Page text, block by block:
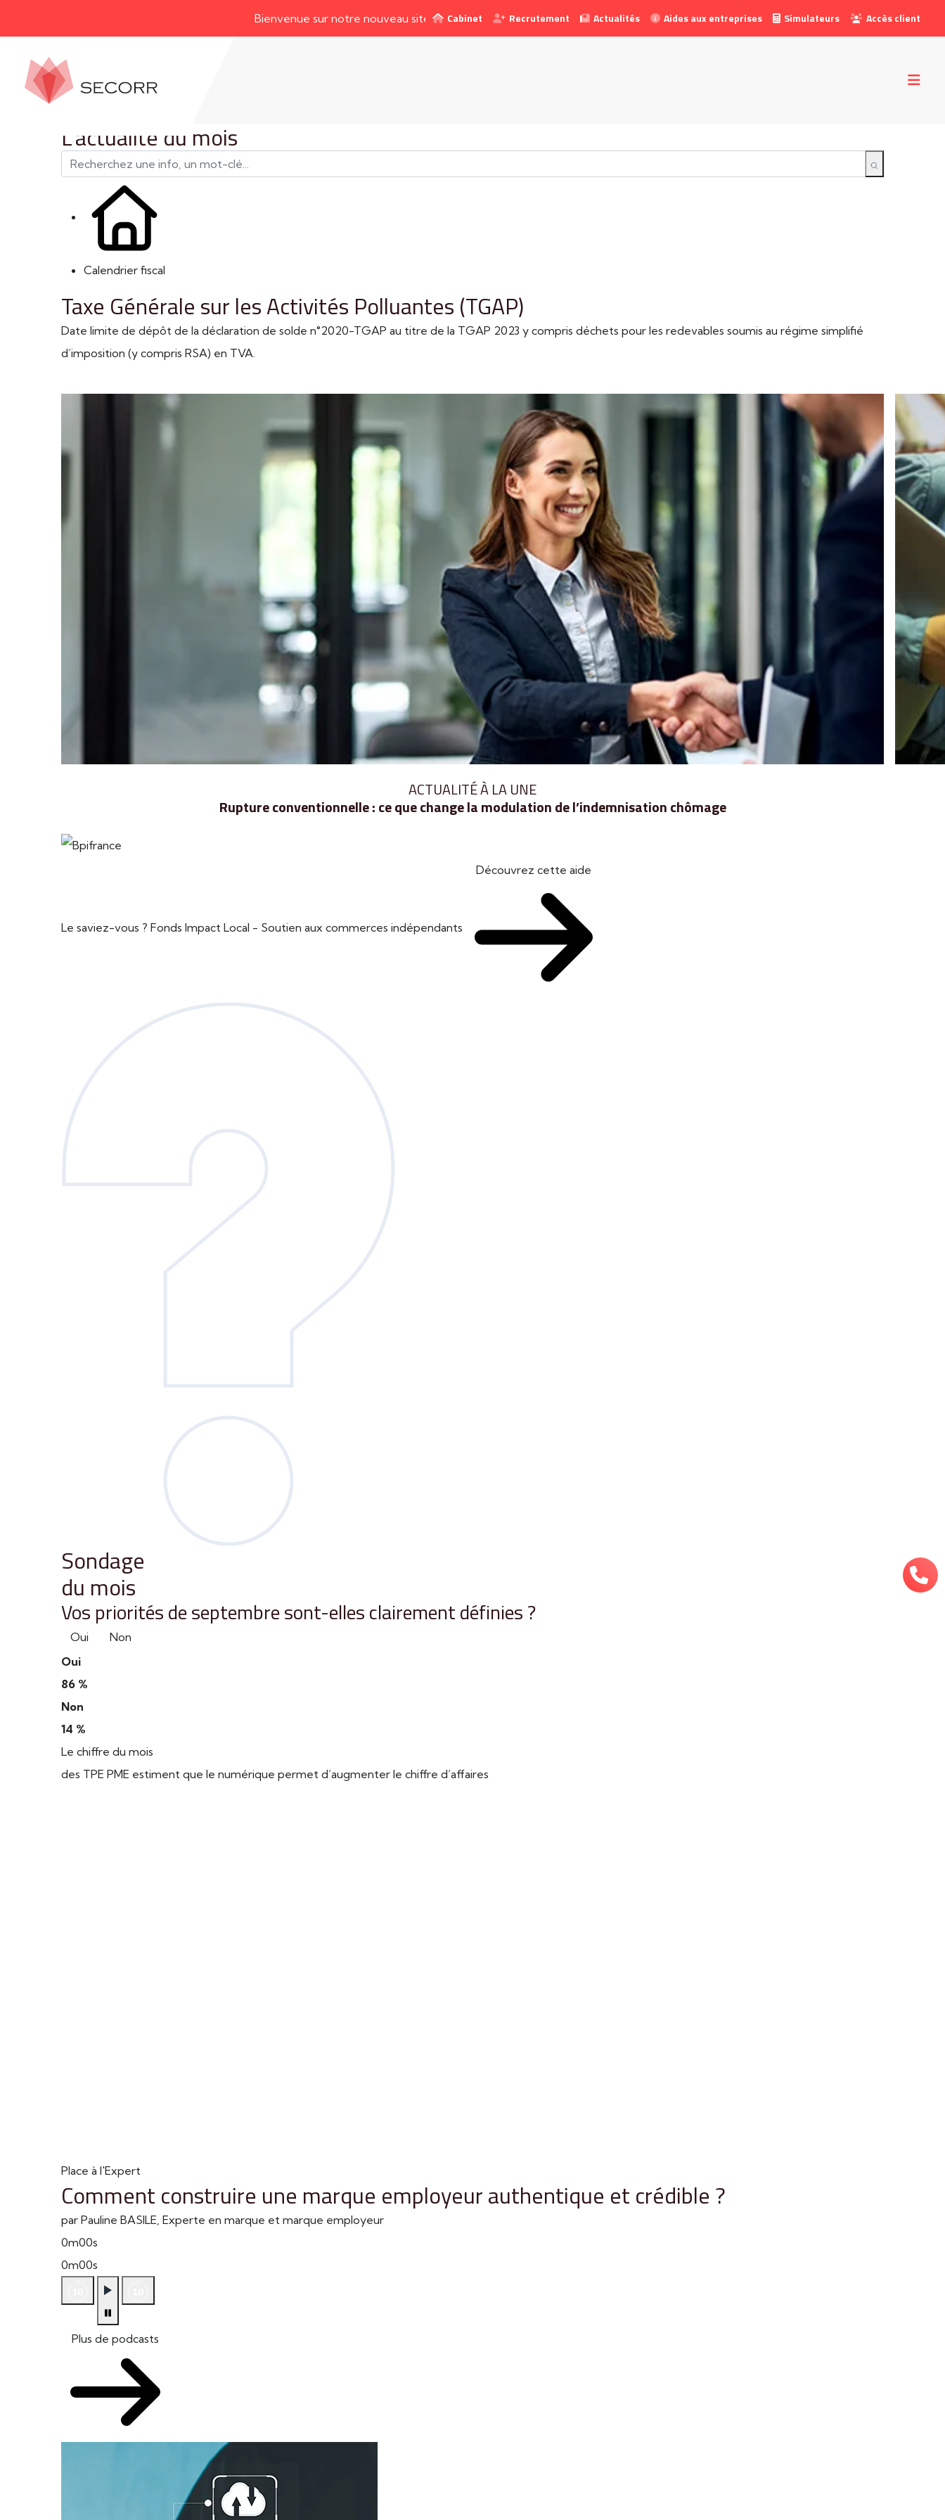
Bienvenue sur notre nouveau site web ! Cabinet Recrutement Actualités Aides aux entreprises Simulateurs Accès client
L'actualité du mois
Calendrier fiscal
Taxe Générale sur les Activités Polluantes (TGAP)
Date limite de dépôt de la déclaration de solde n°2020-TGAP au titre de la TGAP 2023 y compris déchets pour les redevables soumis au régime simplifié
d’imposition (y compris RSA) en TVA.
ACTUALITÉ À LA UNE
Rupture conventionnelle : ce que change la modulation de l’indemnisation chômage
Le saviez-vous ? Fonds Impact Local - Soutien aux commerces indépendants
Découvrez cette aide
Sondage
du mois
Vos priorités de septembre sont-elles clairement définies ?
Oui
Non
Oui
86 %
Non
14 %
Le chiffre du mois
des TPE PME estiment que le numérique permet d’augmenter le chiffre d’affaires
Place à l'Expert
Comment construire une marque employeur authentique et crédible ?
par Pauline BASILE, Experte en marque et marque employeur
0m00s
0m00s
Plus de podcasts